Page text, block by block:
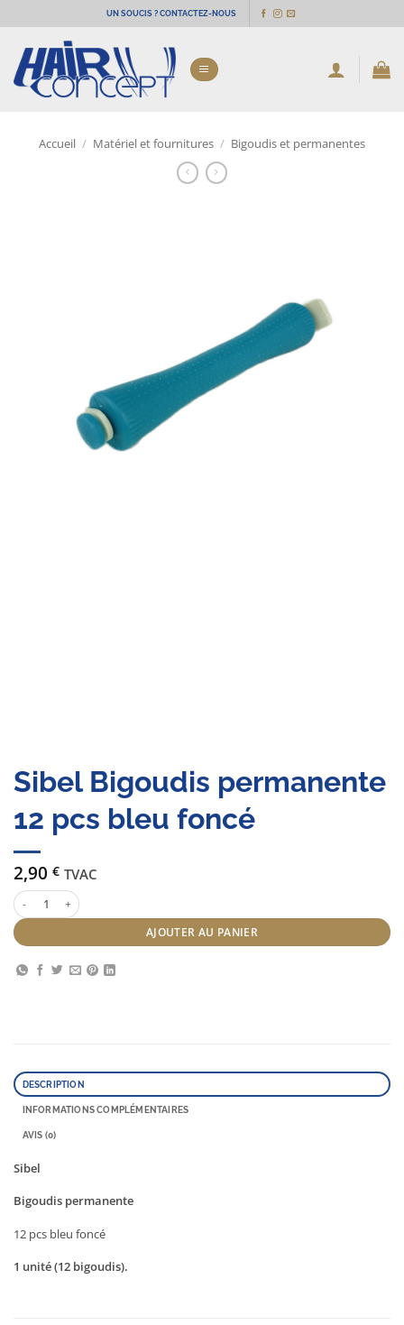
au
contenu
UN SOUCIS ? CONTACTEZ-NOUS
Accueil / Matériel et fournitures / Bigoudis et permanentes
Sibel Bigoudis permanente
12 pcs bleu foncé
2,90 € TVAC
quantité de Sibel Bigoudis permanente 12 pcs bleu foncé
AJOUTER AU PANIER
DESCRIPTION
INFORMATIONS COMPLÉMENTAIRES
AVIS (0)
Sibel
Bigoudis permanente
12 pcs bleu foncé
1 unité (12 bigoudis).